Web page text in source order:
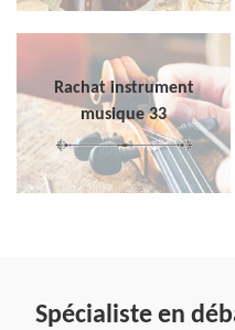
Rachat instrument
musique 33
Spécialiste en